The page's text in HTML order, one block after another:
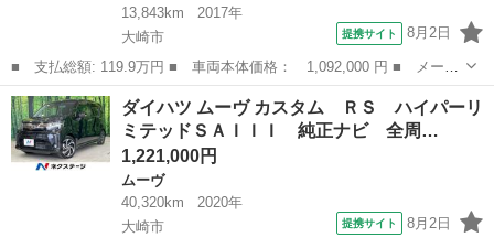
13,843km
2017年
大崎市
提携サイト 8月2日
■ 支払総額: 119.9万円 ■ 車両本体価格： 1,092,000 円 ■ メーカ
ー名： ダイハツ ■ 車種名： タント ■ グレード名： カスタム
ＲＳ トップエディションＳＡＩＩＩ 純正８型ナビ バックカメ
ラ 衝突軽...
宮城 大崎市 タント
ダイハツ ムーヴ カスタム ＲＳ ハイパーリ
ミテッドＳＡＩＩＩ 純正ナビ 全周…
1,221,000円
ムーヴ
40,320km
2020年
大崎市
提携サイト 8月2日